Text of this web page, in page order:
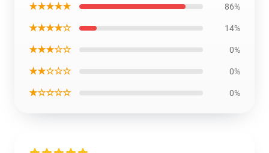
★★★★★ 86%
★★★★☆ 14%
★★★☆☆ 0%
★★☆☆☆ 0%
★☆☆☆☆ 0%